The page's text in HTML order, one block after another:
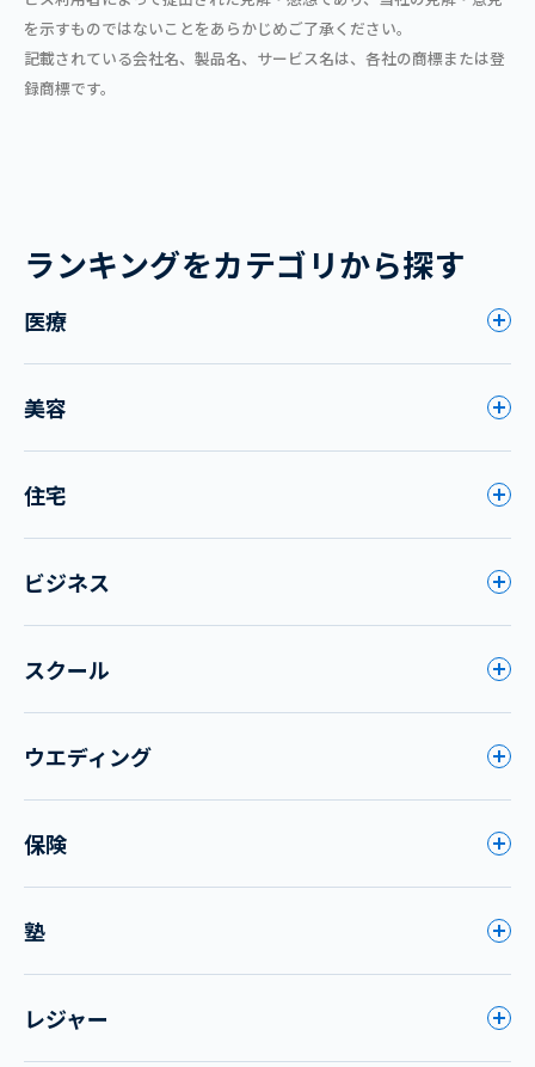
を示すものではないことをあらかじめご了承ください。
記載されている会社名、製品名、サービス名は、各社の商標または登
録商標です。
ランキングをカテゴリから探す
医療
美容
住宅
ビジネス
スクール
ウエディング
保険
塾
レジャー